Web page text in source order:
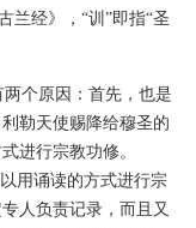
兰经》，“训”即指“圣
个原因：首先，也是
勒天使赐降给穆圣的
进行宗教功修。
用诵读的方式进行宗
人负责记录，而且又